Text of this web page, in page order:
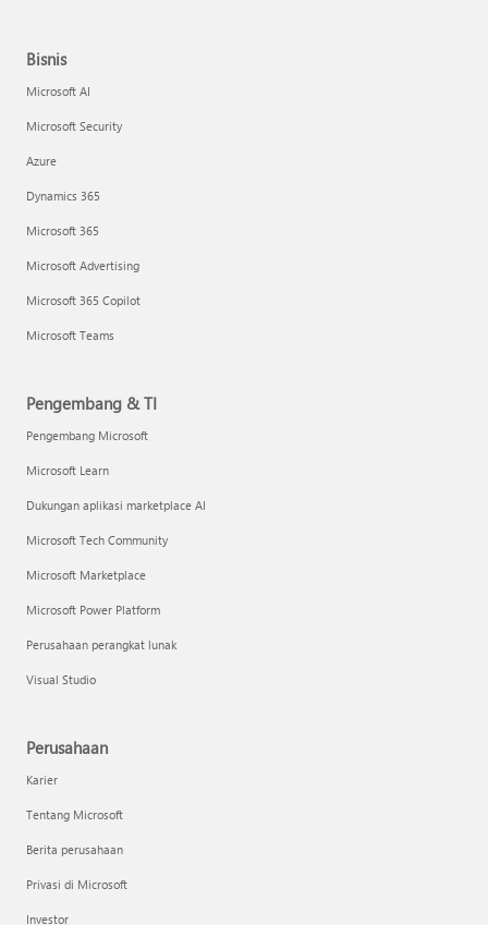
Bisnis
Microsoft AI
Microsoft Security
Azure
Dynamics 365
Microsoft 365
Microsoft Advertising
Microsoft 365 Copilot
Microsoft Teams
Pengembang & TI
Pengembang Microsoft
Microsoft Learn
Dukungan aplikasi marketplace AI
Microsoft Tech Community
Microsoft Marketplace
Microsoft Power Platform
Perusahaan perangkat lunak
Visual Studio
Perusahaan
Karier
Tentang Microsoft
Berita perusahaan
Privasi di Microsoft
Investor